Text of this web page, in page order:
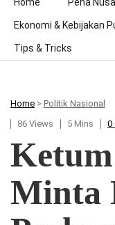
Ekonomi & Kebijakan
Tips & Tricks
Home > Politik Nasional
86 Views
5 Mins 0
Minta